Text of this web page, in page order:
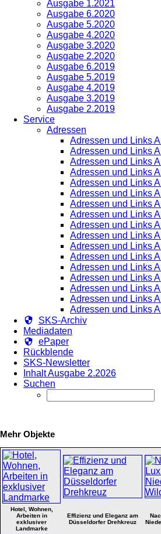
Ausgabe 1.2021
Ausgabe 6.2020
Ausgabe 5.2020
Ausgabe 4.2020
Ausgabe 3.2020
Ausgabe 2.2020
Ausgabe 6.2019
Ausgabe 5.2019
Ausgabe 4.2019
Ausgabe 3.2019
Ausgabe 2.2019
Service
Adressen
Adressen und Links
Adressen und Links
Adressen und Links
Adressen und Links
Adressen und Links
Adressen und Links
Adressen und Links
Adressen und Links
Adressen und Links
Adressen und Links
Adressen und Links
Adressen und Links
Adressen und Links
Adressen und Links
Adressen und Links
Adressen und Links
Adressen und Links
SKS-Archiv
Mediadaten
ePaper
Rückblende
SKS-Newsletter
Inhalt Ausgabe 2.2026
Suchen
Mehr Objekte
Hotel, Wohnen,
Arbeiten in
exklusiver
Landmarke
Effizienz und Eleganz am
Düsseldorfer Drehkreuz